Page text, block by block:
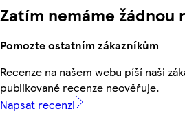
Zatím nemáme žádnou
Pomozte ostatním zákazníkům
Recenze na našem webu píší naši
publikované recenze neověřuje.
Napsat recenzi